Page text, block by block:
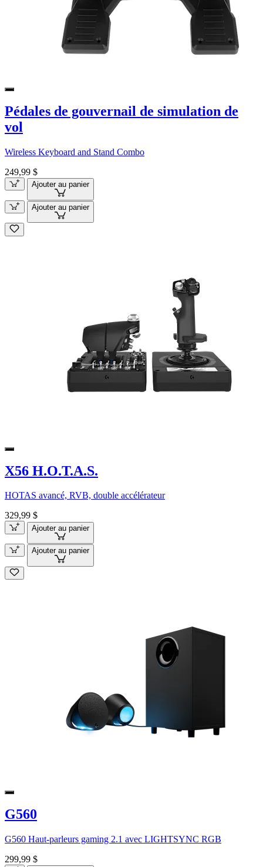
Pédales de gouvernail de simulation de
vol
Wireless Keyboard and Stand Combo
249,99 $
Ajouter au panier
Ajouter au panier
X56 H.O.T.A.S.
HOTAS avancé, RVB, double accélérateur
329,99 $
Ajouter au panier
Ajouter au panier
G560
G560 Haut-parleurs gaming 2.1 avec LIGHTSYNC RGB
299,99 $